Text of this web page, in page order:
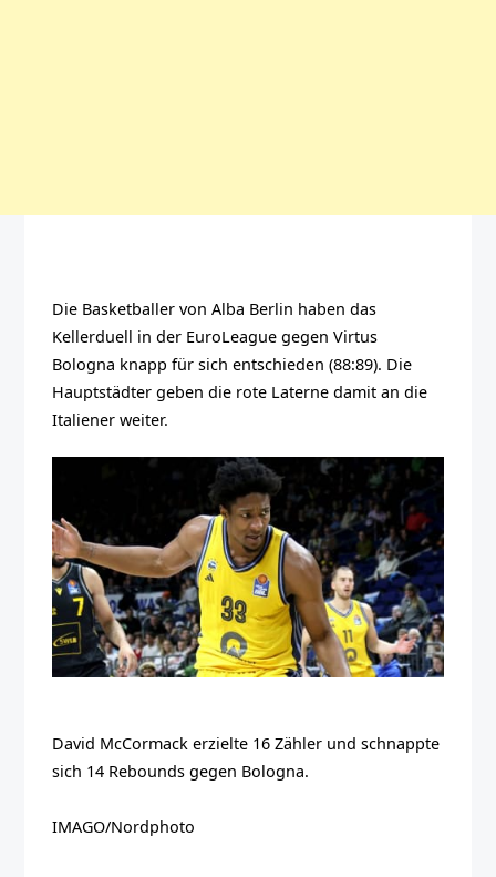
Die Basketballer von Alba Berlin haben das
Kellerduell in der EuroLeague gegen Virtus
Bologna knapp für sich entschieden (88:89). Die
Hauptstädter geben die rote Laterne damit an die
Italiener weiter.
David McCormack erzielte 16 Zähler und schnappte
sich 14 Rebounds gegen Bologna.
IMAGO/Nordphoto